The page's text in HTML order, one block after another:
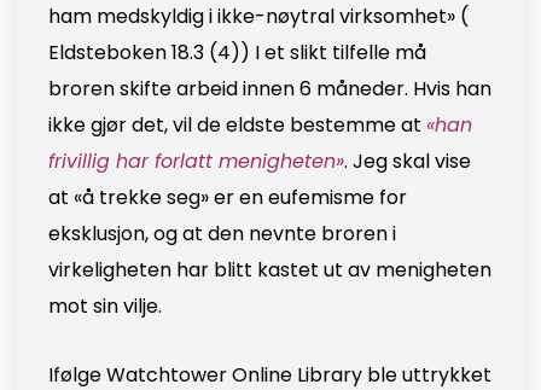
ham medskyldig i ikke-nøytral virksomhet» (
Eldsteboken 18.3 (4)) I et slikt tilfelle må
broren skifte arbeid innen 6 måneder. Hvis han
ikke gjør det, vil de eldste bestemme at «han
frivillig har forlatt menigheten». Jeg skal vise
at «å trekke seg» er en eufemisme for
eksklusjon, og at den nevnte broren i
virkeligheten har blitt kastet ut av menigheten
mot sin vilje.
Ifølge Watchtower Online Library ble uttrykket